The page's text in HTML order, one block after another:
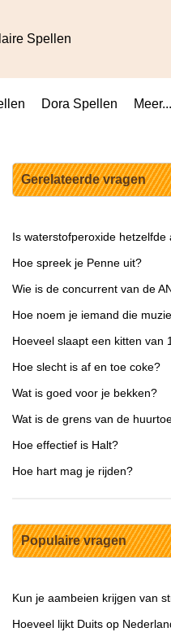
Spellen
Dora Spellen Meer...
Gerelateerde vragen
Is waterstofperoxide hetzelfde
Hoe spreek je Penne uit?
Wie is de concurrent van de
Hoe noem je iemand die
Hoeveel slaapt een kitten van
Hoe slecht is af en toe coke?
Wat is goed voor je bekken?
Wat is de grens van de
Hoe effectief is Halt?
Hoe hart mag je rijden?
Populaire vragen
Kun je aambeien krijgen van
Hoeveel lijkt Duits op